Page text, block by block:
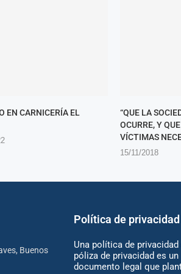
EN CARNICERÍA EL
“QUE LA
OCURRE, Y
VÍCTIMAS
15/11/2018
Buenos
Política de privacidad
Una política de privacidad
póliza de privacidad es un
documento legal que